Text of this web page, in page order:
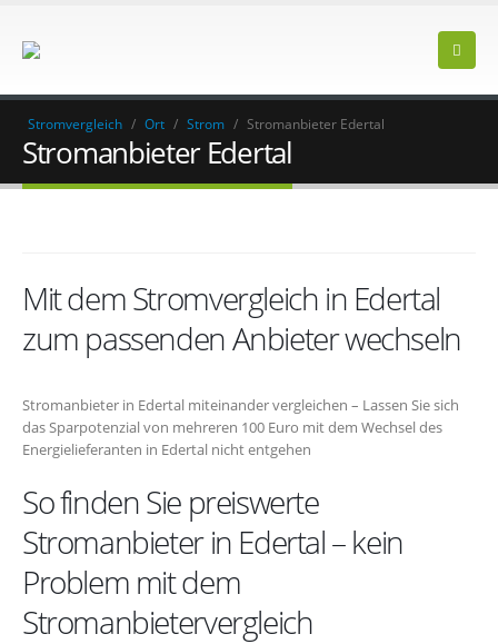
Stromvergleich / Ort / Strom / Stromanbieter Edertal
Stromanbieter Edertal
Mit dem Stromvergleich in Edertal
zum passenden Anbieter wechseln
Stromanbieter in Edertal miteinander vergleichen – Lassen Sie sich
das Sparpotenzial von mehreren 100 Euro mit dem Wechsel des
Energielieferanten in Edertal nicht entgehen
So finden Sie preiswerte
Stromanbieter in Edertal – kein
Problem mit dem
Stromanbietervergleich